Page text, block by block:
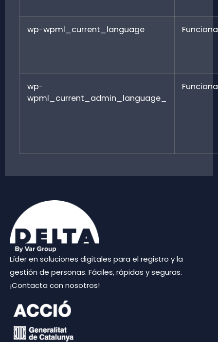
wp-wpml_current_language
wp-
wpml_current_admin_language_
Líder en soluciones digitales para el registro y la
gestión de personas. Fáciles, rápidas y seguras.
¡Contacta con nosotros!